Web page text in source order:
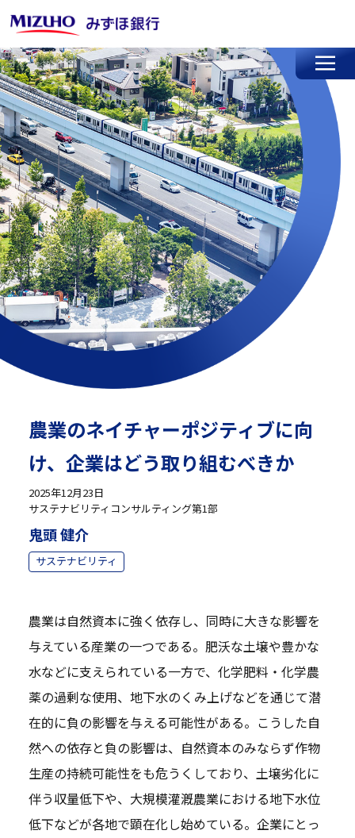
農業のネイチャーポジティブに向
け、企業はどう取り組むべきか
2025年12月23日
サステナビリティコンサルティング第1部
鬼頭 健介
サステナビリティ
農業は自然資本に強く依存し、同時に大きな影響を
与えている産業の一つである。肥沃な土壌や豊かな
水などに支えられている一方で、化学肥料・化学農
薬の過剰な使用、地下水のくみ上げなどを通じて潜
在的に負の影響を与える可能性がある。こうした自
然への依存と負の影響は、自然資本のみならず作物
生産の持続可能性をも危うくしており、土壌劣化に
伴う収量低下や、大規模灌漑農業における地下水位
低下などが各地で顕在化し始めている。企業にとっ